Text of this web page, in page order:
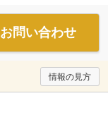
お問い合わせ
情報の見方